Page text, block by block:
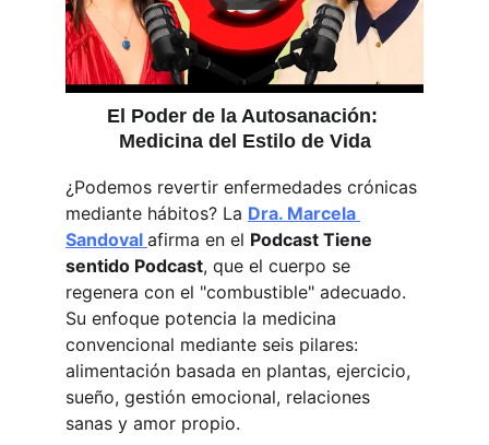
El Poder de la Autosanación:
Medicina del Estilo de Vida
¿Podemos revertir enfermedades crónicas
mediante hábitos? La Dra. Marcela
Sandoval afirma en el Podcast Tiene
sentido Podcast, que el cuerpo se
regenera con el "combustible" adecuado.
Su enfoque potencia la medicina
convencional mediante seis pilares:
alimentación basada en plantas, ejercicio,
sueño, gestión emocional, relaciones
sanas y amor propio.